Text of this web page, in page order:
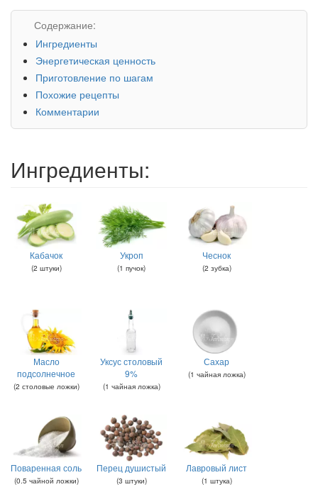
Содержание:
Ингредиенты
Энергетическая ценность
Приготовление по шагам
Похожие рецепты
Комментарии
Ингредиенты:
Кабачок
(2 штуки)
Укроп
(1 пучок)
Чеснок
(2 зубка)
Масло
подсолнечное
(2 столовые ложки)
Уксус столовый
9%
(1 чайная ложка)
Сахар
(1 чайная ложка)
Поваренная соль
(0.5 чайной ложки)
Перец душистый
(3 штуки)
Лавровый лист
(1 штука)